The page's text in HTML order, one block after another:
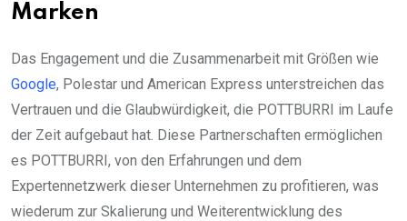
Marken
Das Engagement und die Zusammenarbeit mit Größen wie
Google, Polestar und American Express unterstreichen das
Vertrauen und die Glaubwürdigkeit, die POTTBURRI im Laufe
der Zeit aufgebaut hat. Diese Partnerschaften ermöglichen
es POTTBURRI, von den Erfahrungen und dem
Expertennetzwerk dieser Unternehmen zu profitieren, was
wiederum zur Skalierung und Weiterentwicklung des